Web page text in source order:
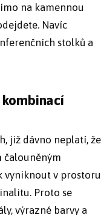
na kamennou
Navíc
stolků a
již dávno neplatí, že
čalouněným
vyniknout v prostoru
Proto se
výrazné barvy a